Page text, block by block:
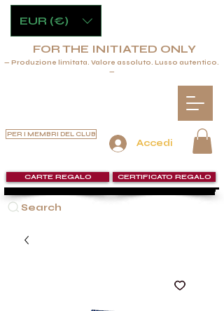
Accedi
PER I MEMBRI DEL CLUB
Search
CARTE REGALO CERTIFICATO REGALO
FOR THE INITIATED ONLY
— Produzione limitata. Valore assoluto. Lusso autentico.
—
EUR (€)